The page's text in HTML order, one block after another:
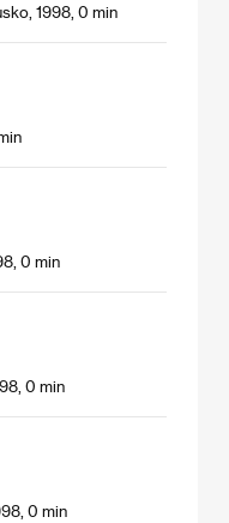
1998, 0 min
0 min
0 min
0 min